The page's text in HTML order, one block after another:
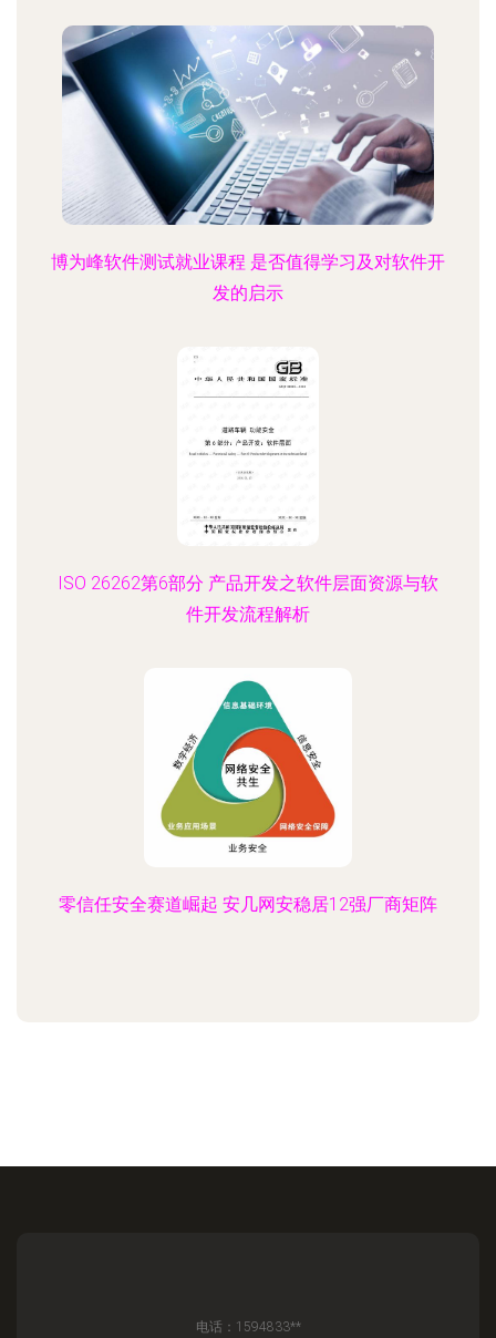
博为峰软件测试就业课程 是否值得学习及对软件开
发的启示
ISO 26262第6部分 产品开发之软件层面资源与软
件开发流程解析
零信任安全赛道崛起 安几网安稳居12强厂商矩阵
电话：1594833**